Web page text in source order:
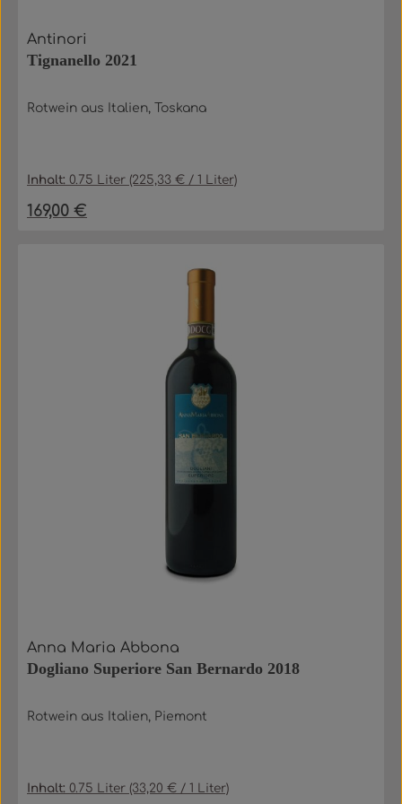
Antinori
Tignanello 2021
Rotwein aus Italien, Toskana
Inhalt:0.75 Liter (225,33 € / 1 Liter)
Regulärer Preis:
169,00 €
Anna Maria Abbona
Dogliano Superiore San Bernardo 2018
Rotwein aus Italien, Piemont
Inhalt:0.75 Liter (33,20 € / 1 Liter)